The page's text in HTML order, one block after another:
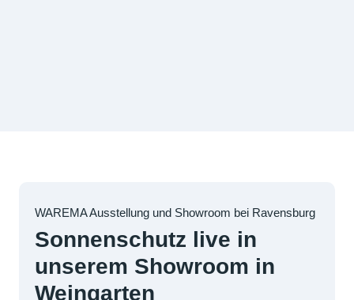
WAREMA Ausstellung und Showroom bei Ravensburg
Sonnenschutz live in
unserem Showroom in
Weingarten